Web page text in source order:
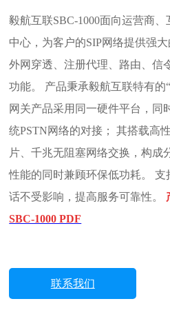
毅航互联SBC-1000面向运营商
中心，为客户的SIP网络提供强
外网穿透、注册代理、路由、信
功能。 产品秉承毅航互联特有的
网关产品采用同一硬件平台，同
统PSTN网络的对接； 其搭载高
片、千兆无阻塞网络交换，构成
性能的同时兼顾环保低功耗。
话不受影响，提高服务可靠性。
SBC-1000 PDF
联系我们